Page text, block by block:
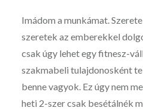
Imádom a munkámat.
szeretek az emberekkel
csak úgy lehet egy fitnesz-
szakmabeli tulajdonosként
benne vagyok. Ez úgy nem
heti 2-szer csak besétálnék